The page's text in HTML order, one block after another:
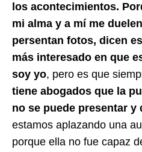
los acontecimientos.
mi alma y a mí me
persentan fotos, dicen
más interesado en que
soy yo, pero es que
tiene abogados que la
no se puede presentar y
estamos aplazando una
porque ella no fue capaz